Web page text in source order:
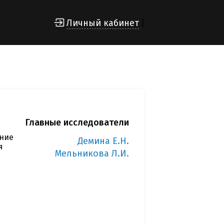
Личный кабинет
Главные исследователи
Демина Е.Н.
Мельникова Л.И.